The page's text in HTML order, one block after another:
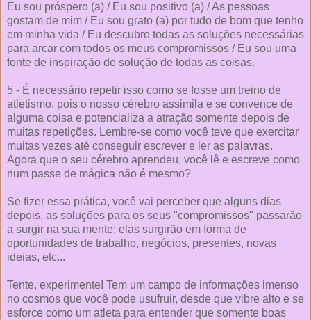
Eu sou próspero (a) / Eu sou positivo (a) / As pessoas
gostam de mim / Eu sou grato (a) por tudo de bom que tenho
em minha vida / Eu descubro todas as soluções necessárias
para arcar com todos os meus compromissos / Eu sou uma
fonte de inspiração de solução de todas as coisas.
5 - É necessário repetir isso como se fosse um treino de
atletismo, pois o nosso cérebro assimila e se convence de
alguma coisa e potencializa a atração somente depois de
muitas repetições. Lembre-se como você teve que exercitar
muitas vezes até conseguir escrever e ler as palavras.
Agora que o seu cérebro aprendeu, você lê e escreve como
num passe de mágica não é mesmo?
Se fizer essa prática, você vai perceber que alguns dias
depois, as soluções para os seus "compromissos" passarão
a surgir na sua mente; elas surgirão em forma de
oportunidades de trabalho, negócios, presentes, novas
ideias, etc...
Tente, experimente! Tem um campo de informações imenso
no cosmos que você pode usufruir, desde que vibre alto e se
esforce como um atleta para entender que somente boas